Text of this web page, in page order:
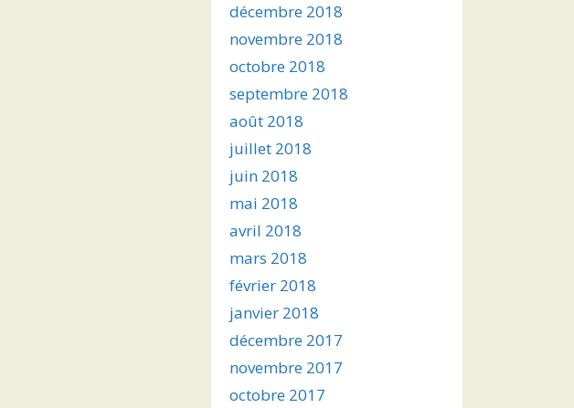
décembre 2018
novembre 2018
octobre 2018
septembre 2018
août 2018
juillet 2018
juin 2018
mai 2018
avril 2018
mars 2018
février 2018
janvier 2018
décembre 2017
novembre 2017
octobre 2017